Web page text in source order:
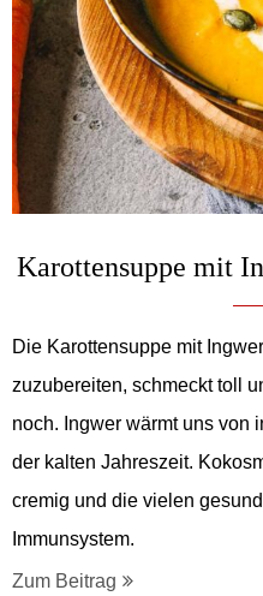
Karottensuppe mit
Die Karottensuppe mit
zuzubereiten, schmeckt toll
noch. Ingwer wärmt uns von
der kalten Jahreszeit.
cremig und die vielen
Immunsystem.
Zum Beitrag